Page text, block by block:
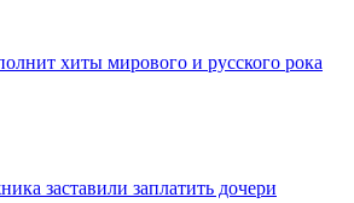
хиты мирового и русского рока
заставили заплатить дочери